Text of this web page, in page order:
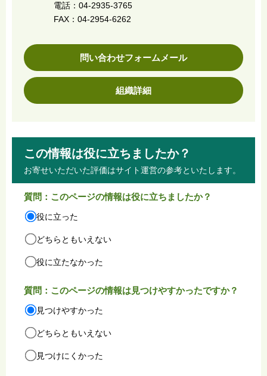
電話：04-2935-3765
FAX：04-2954-6262
問い合わせフォームメール
組織詳細
この情報は役に立ちましたか？
お寄せいただいた評価はサイト運営の参考といたします。
質問：このページの情報は役に立ちましたか？
役に立った
どちらともいえない
役に立たなかった
質問：このページの情報は見つけやすかったですか？
見つけやすかった
どちらともいえない
見つけにくかった